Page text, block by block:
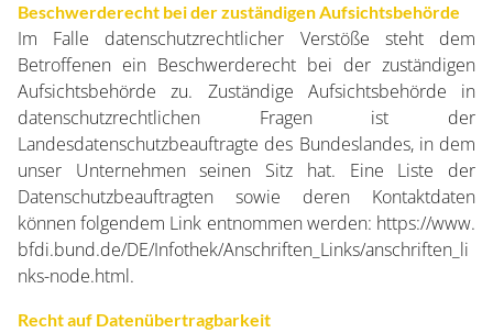
Beschwerderecht bei der zuständigen Aufsichtsbehörde
Im Falle datenschutzrechtlicher Verstöße steht dem
Betroffenen ein Beschwerderecht bei der zuständigen
Aufsichtsbehörde zu. Zuständige Aufsichtsbehörde in
datenschutzrechtlichen Fragen ist der
Landesdatenschutzbeauftragte des Bundeslandes, in dem
unser Unternehmen seinen Sitz hat. Eine Liste der
Datenschutzbeauftragten sowie deren Kontaktdaten
können folgendem Link entnommen werden: https://www.
bfdi.bund.de/DE/Infothek/Anschriften_Links/anschriften_li
nks-node.html.
Recht auf Datenübertragbarkeit